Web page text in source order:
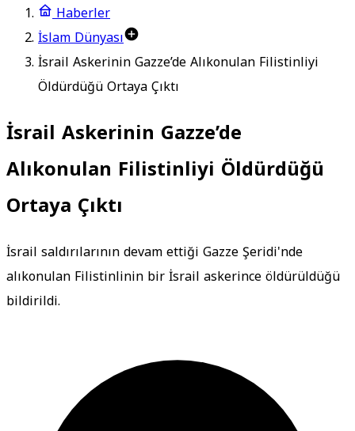
Haberler
İslam Dünyası
İsrail Askerinin Gazze’de Alıkonulan Filistinliyi
Öldürdüğü Ortaya Çıktı
İsrail Askerinin Gazze’de
Alıkonulan Filistinliyi Öldürdüğü
Ortaya Çıktı
İsrail saldırılarının devam ettiği Gazze Şeridi'nde
alıkonulan Filistinlinin bir İsrail askerince öldürüldüğü
bildirildi.